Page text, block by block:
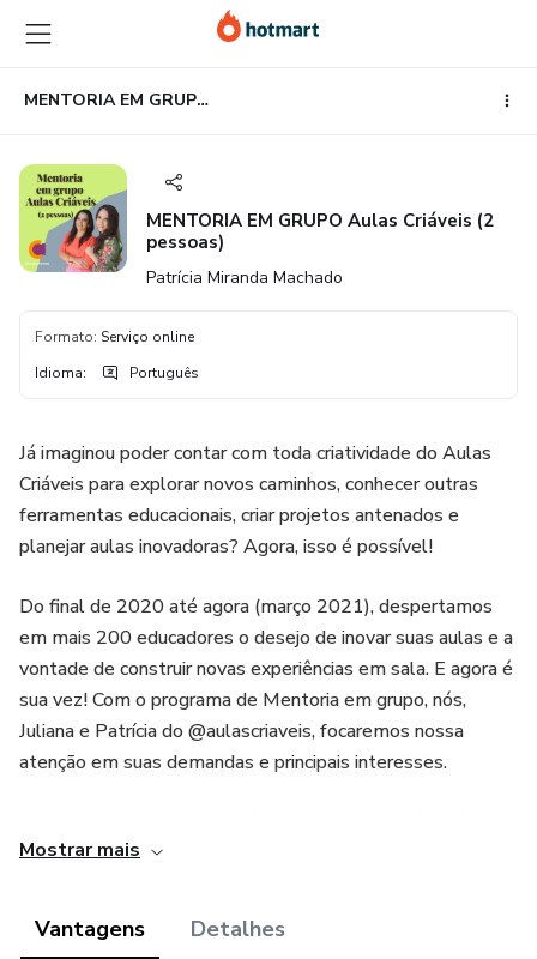
para
o
conteúdo
principal
para
o
pagamento
para
o
rodapé
MENTORIA EM GRUPO Aulas Criáveis (2 pessoas)
MENTORIA EM GRUPO Aulas Criáveis (2
pessoas)
Patrícia Miranda Machado
Formato: Serviço online
Idioma: Português
Já imaginou poder contar com toda criatividade do Aulas
Criáveis para explorar novos caminhos, conhecer outras
ferramentas educacionais, criar projetos antenados e
planejar aulas inovadoras? Agora, isso é possível!
Do final de 2020 até agora (março 2021), despertamos
em mais 200 educadores o desejo de inovar suas aulas e a
vontade de construir novas experiências em sala. E agora é
sua vez! Com o programa de Mentoria em grupo, nós,
Juliana e Patrícia do @aulascriaveis, focaremos nossa
atenção em suas demandas e principais interesses.
oportunidade de trocar experiências, com
A mentoria do Aulas Criáveis conta com 2 meses de
Mostrar mais
Vantagens Detalhes